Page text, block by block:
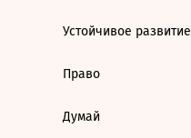
Устойчивое развитие
Право
Думай